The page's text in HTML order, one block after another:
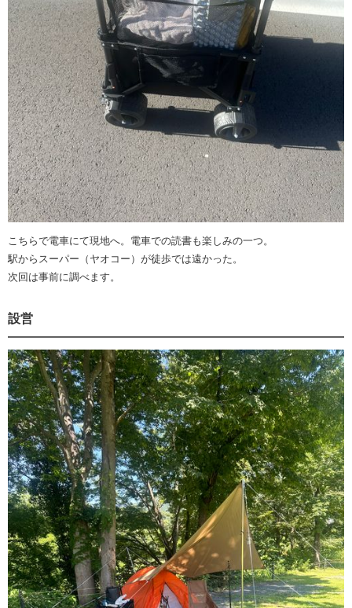
こちらで電車にて現地へ。電車での読書も楽しみの一つ。
駅からスーパー（ヤオコー）が徒歩では遠かった。
次回は事前に調べます。
設営